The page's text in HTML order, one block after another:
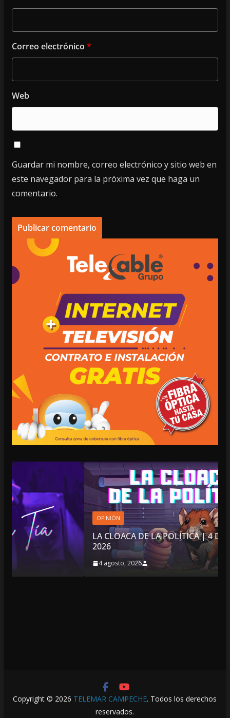
Correo electrónico *
Web
Guardar mi nombre, correo electrónico y sitio web en
este navegador para la próxima vez que haga un
comentario.
OPINIÓN
LA CLOACA DE LA POLÍTICA | 4 DE AGOSTO DE
2026
4 agosto, 2026
Copyright © 2026 TELEMAR CAMPECHE. Todos los derechos
reservados.